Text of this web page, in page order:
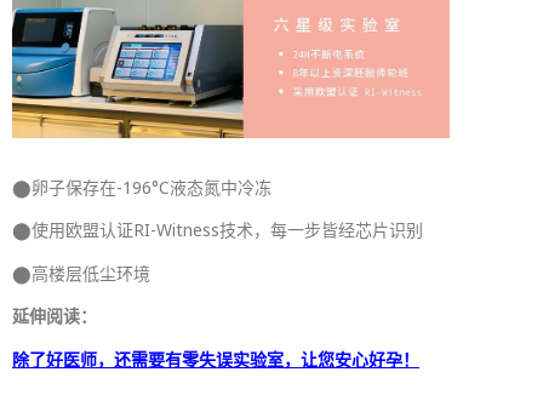
⬤卵子保存在-196°C液态氮中冷冻
⬤使用欧盟认证RI-Witness技术，每一步皆经芯片识别
⬤高楼层低尘环境
延伸阅读：
除了好医师，还需要有零失误实验室，让您安心好孕！